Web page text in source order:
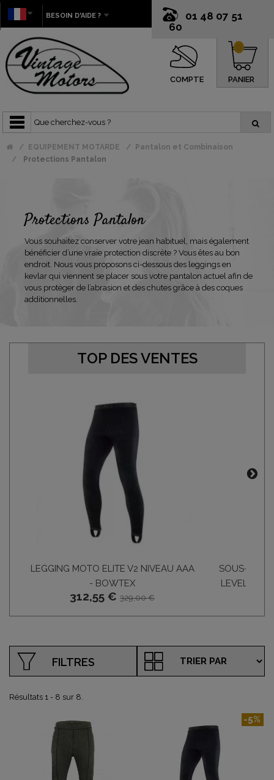
01 48 07 51
60
BESOIN D'AIDE ?
COMPTE PANIER
0
EQUIPEMENT MOTARDE
Pantalon et Combinaison
Protections Pantalon
Protections Pantalon
Vous souhaitez conserver votre jean habituel, mais également
bénéficier d’une vraie protection discrète ? Vous êtes au bon
endroit. Nous vous proposons ci-dessous des leggings en
kevlar qui viennent se placer sous votre pantalon actuel afin de
vous protéger de l’abrasion et des chutes grâce à des coques
additionnelles.
TOP DES VENTES
LEGGING MOTO ELITE V2 NIVEAU AAA
- BOWTEX
312,55 € 329,00 €
SOUS-
LEVEL AAA
FILTRES
Résultats 1 - 8 sur 8.
-5%